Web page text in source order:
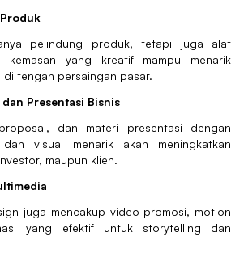
pelindung produk, tetapi juga alat
kemasan yang kreatif mampu menarik
di tengah persaingan pasar.
Presentasi Bisnis
dan materi presentasi dengan
visual menarik akan meningkatkan
maupun klien.
juga mencakup video promosi, motion
yang efektif untuk storytelling dan